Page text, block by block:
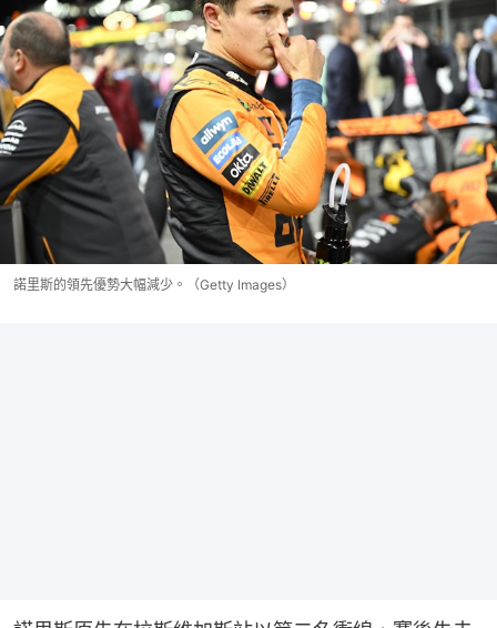
諾里斯的領先優勢大幅減少。（Getty Images）